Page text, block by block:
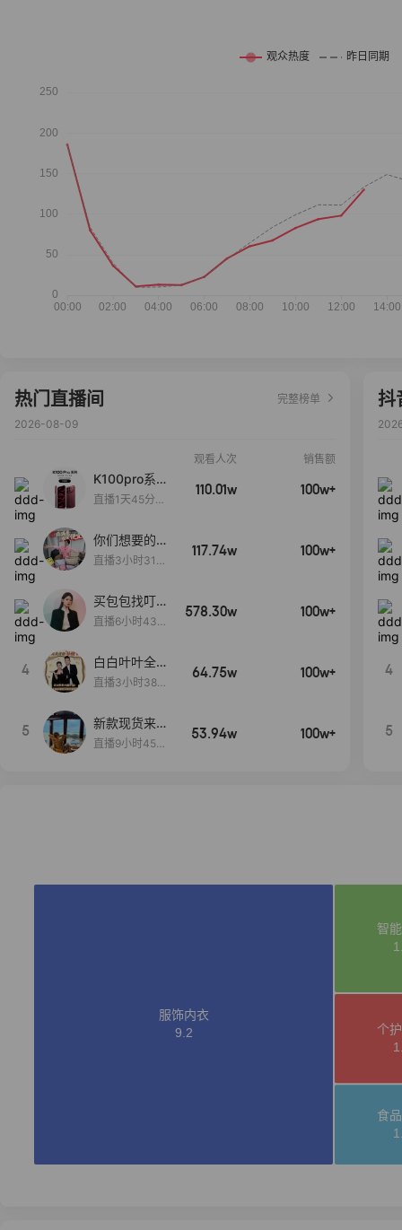
热门直播间
完整榜单
2026-08-09
观看人次 销售额
K100pro系列
新品预约中~
直播1天45分45
110.01w 100w+
你们想要的
包！终于来
意！
直播3小时31分
117.74w 100w+
买包包找叮
当,一折购！
直播6小时43分
578.30w 100w+
4
白白叶叶全品
类好物补贴节
直播3小时38分
64.75w 100w+
5
新款现货来了
～
直播9小时45分
53.94w 100w+
抖
4
5